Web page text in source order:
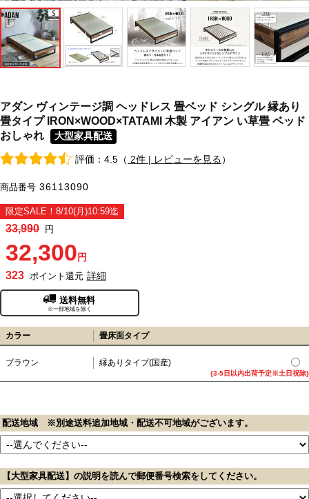
アダン ヴィンテージ調 ヘッドレス 畳ベッド シングル 縁あり
畳タイプ IRON×WOOD×TATAMI 木製 アイアン い草畳 ベッド
おしゃれ
大型家具配送
評価：4.5（ 2件 | レビューを見る）
商品番号 36113090
限定SALE！8/10(月)10:59迄
33,990 円
32,300 円
323 ポイント還元 詳細
送料無料
※一部地域を除く
カラー 畳床面タイプ
ブラウン 縁ありタイプ(国産)
{3-5日以内出荷予定※土日祝除}
配送地域 ※別途送料追加地域・配送不可地域がございます。
【大型家具配送】の説明を読んで郵便番号検索をしてください。